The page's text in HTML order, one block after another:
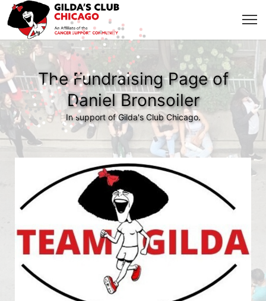
The Fundraising Page of
Daniel Bronsoiler
In support of Gilda's Club Chicago.